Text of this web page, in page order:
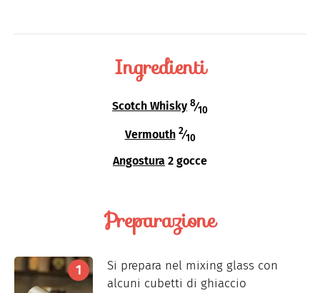
Ingredienti
Scotch Whisky 8⁄10
Vermouth 2⁄10
Angostura 2 gocce
Preparazione
Si prepara nel mixing glass con
alcuni cubetti di ghiaccio